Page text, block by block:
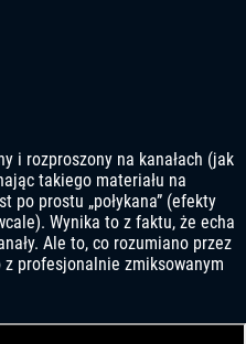
i rozproszony na kanałach (jak
takiego materiału na
po prostu „połykana” (efekty
Wynika to z faktu, że echa
Ale to, co rozumiano przez
profesjonalnie zmiksowanym